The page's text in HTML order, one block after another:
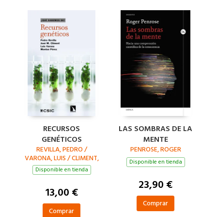
RECURSOS
GENÉTICOS
REVILLA, PEDRO /
VARONA, LUIS / CLIMENT,
JOSÉ M. / PÉREZ, MONTSE
Disponible en tienda
13,00 €
Comprar
LAS SOMBRAS DE LA
MENTE
PENROSE, ROGER
Disponible en tienda
23,90 €
Comprar